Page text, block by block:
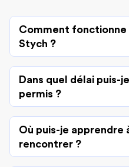
Comment fonctionne
Stych ?
Dans quel délai puis-
permis ?
Où puis-je apprendre
rencontrer ?